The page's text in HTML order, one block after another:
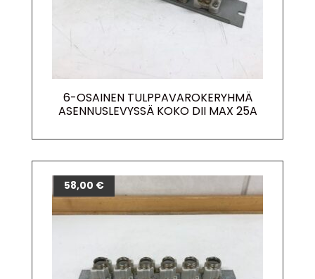
6-OSAINEN TULPPAVAROKERYHMÄ
ASENNUSLEVYSSÄ KOKO DII MAX 25A
58,00 €